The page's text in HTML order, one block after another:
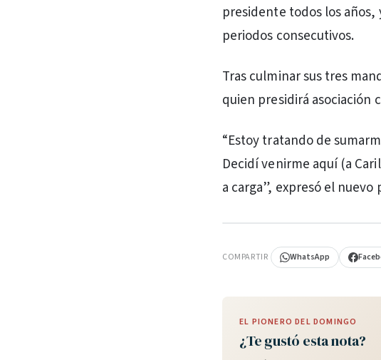
presidente todos los
periodos consecutivos.
Tras culminar sus tres
quien presidirá asociación
“Estoy tratando de
Decidí venirme aquí (a
a carga”, expresó el
COMPARTIR WhatsApp
EL PIONERO DEL DOMINGO
¿Te gustó esta nota?